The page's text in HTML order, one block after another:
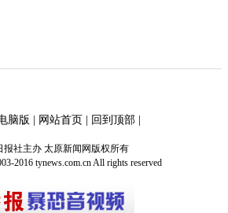
脑版 网站首页 回到顶部|
报社主办 太原新闻网版权所有
2016 tynews.com.cn All rights reserved